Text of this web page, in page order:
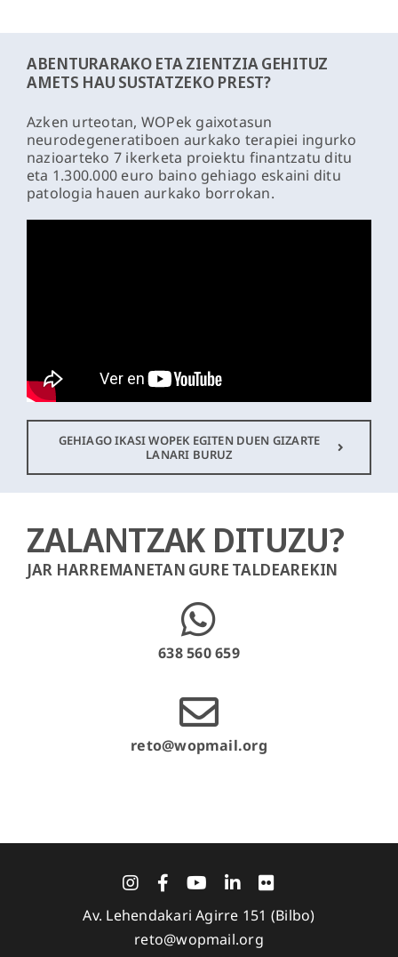
ABENTURARAKO ETA ZIENTZIA GEHITUZ
AMETS HAU SUSTATZEKO PREST?
Azken urteotan, WOPek gaixotasun
neurodegeneratiboen aurkako terapiei ingurko
nazioarteko 7 ikerketa proiektu finantzatu ditu
eta 1.300.000 euro baino gehiago eskaini ditu
patologia hauen aurkako borrokan.
GEHIAGO IKASI WOPEK EGITEN DUEN GIZARTE
LANARI BURUZ
ZALANTZAK DITUZU?
JAR HARREMANETAN GURE TALDEAREKIN
638 560 659
reto@wopmail.org
Av. Lehendakari Agirre 151 (Bilbo)
reto@wopmail.org